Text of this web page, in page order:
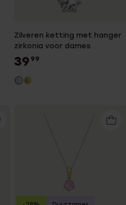
Zilveren ketting met hanger
zirkonia voor dames
39 99